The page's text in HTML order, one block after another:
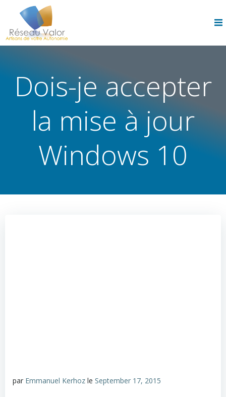
Dois-je accepter
la mise à jour
Windows 10
par Emmanuel Kerhoz le September 17, 2015